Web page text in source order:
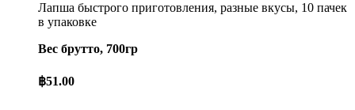
Лапша быстрого приготовления, разные вкусы, 10 пачек
в упаковке
Вес брутто, 700гр
฿51.00